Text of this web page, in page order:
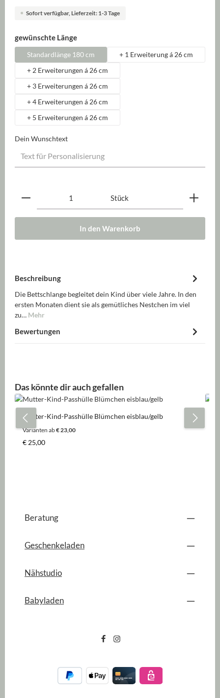
Sofort verfügbar, Lieferzeit: 1-3 Tage
gewünschte Längeauswählen
Standardlänge 180 cm
+ 1 Erweiterung á 26 cm
+ 2 Erweiterungen á 26 cm
+ 3 Erweiterungen á 26 cm
+ 4 Erweiterungen á 26 cm
+ 5 Erweiterungen á 26 cm
Dein Wunschtext
Produkt Anzahl: Gib den gewünschten Wert ein
Stück
In den Warenkorb
Beschreibung
Die Bettschlange begleitet dein Kind über viele Jahre. In den
ersten Monaten dient sie als gemütliches Nestchen im viel
zu… Mehr
Bewertungen
Produktgalerie überspringen
Das könnte dir auch gefallen
Mutter-Kind-Passhülle Blümchen eisblau/gelb
Varianten ab€ 23,00
Regulärer Preis:
€ 25,00
Beratung
Geschenkeladen
Nähstudio
Babyladen